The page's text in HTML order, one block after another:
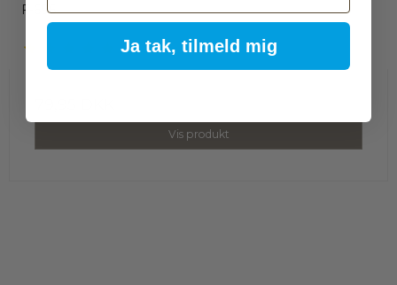
F-696
Vis produkt
Ja tak, tilmeld mig